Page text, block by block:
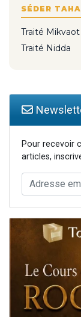
SÉDER
Traité Mikvaot
Traité Nidda
Pour recevoir
articles,